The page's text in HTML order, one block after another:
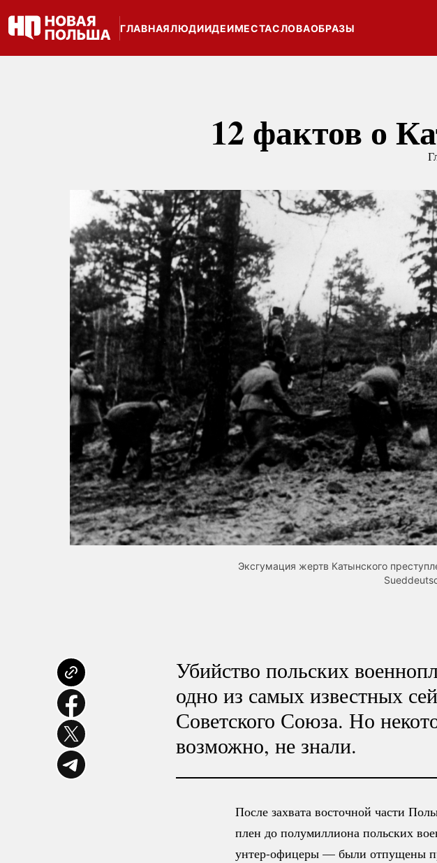
ГЛАВНАЯЛЮДИИДЕИМЕСТАСЛОВАОБРАЗЫ
12 фактов о
Эксгумация жертв Катынского
Убийство польских
одно из самых известных
Советского Союза. Но
возможно, не знали.
После захвата восточной части
плен до полумиллиона польских
унтер-офицеры — были отпущены